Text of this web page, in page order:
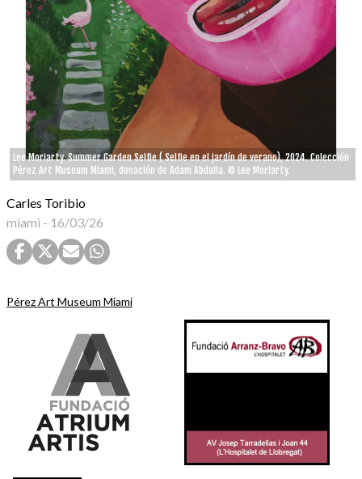
Lee Moriarty. Summer Garden Selfie ( Selfie en el jardín de verano), 2024. Colección
Pérez Art Museum Miami, donación de Adam Abdalla. © Lee Moriarty.
Carles Toribio
miami - 16/03/26
Pérez Art Museum Miami